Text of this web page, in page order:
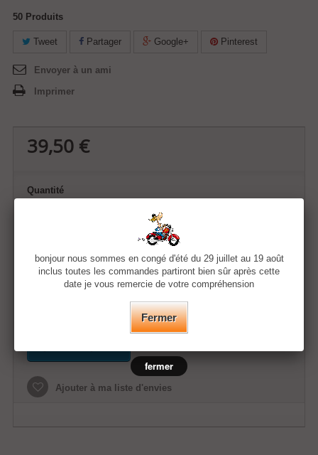
50 Produits
Tweet Partager Google+ Pinterest
Envoyer à un ami
Imprimer
39,50 €
Quantité
Couleur
Ajouter à ma liste d'envies
bonjour nous sommes en congé d'été du 29 juillet au 19 août
inclus toutes les commandes partiront bien sûr après cette
date je vous remercie de votre compréhension
Fermer
fermer